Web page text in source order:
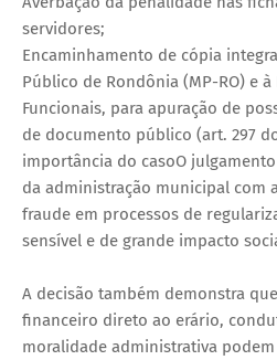
servidores;
Encaminhamento de cópia
Público de Rondônia (MP-RO) e
Funcionais, para apuração de
de documento público (art. 297
importância do casoO
da administração municipal com
fraude em processos de
sensível e de grande impacto
A decisão também demonstra
financeiro direto ao erário,
moralidade administrativa podem